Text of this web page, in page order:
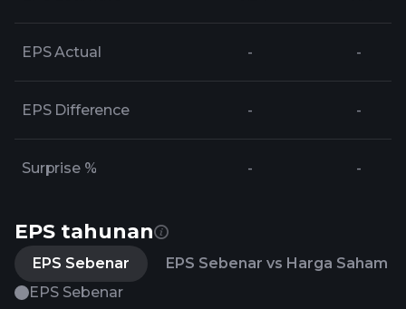
EPS Actual - -
EPS Difference - -
Surprise % - -
EPS tahunan
EPS Sebenar
EPS Sebenar vs Harga Saham
EPS Sebenar